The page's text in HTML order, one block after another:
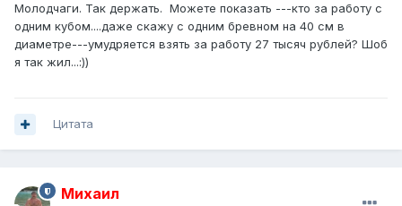
Молодчаги. Так держать. Можете показать ---кто за работу с
одним кубом....даже скажу с одним бревном на 40 см в
диаметре---умудряется взять за работу 27 тысяч рублей? Шоб
я так жил...:))
Цитата
Михаил